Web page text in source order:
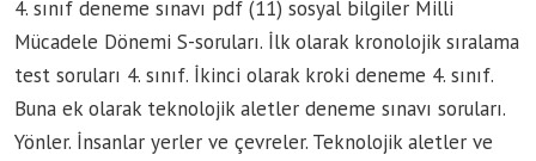
4. sınıf deneme sınavı pdf (11) sosyal bilgiler Milli
Mücadele Dönemi S-soruları. İlk olarak kronolojik sıralama
test soruları 4. sınıf. İkinci olarak kroki deneme 4. sınıf.
Buna ek olarak teknolojik aletler deneme sınavı soruları.
Yönler. İnsanlar yerler ve çevreler. Teknolojik aletler ve